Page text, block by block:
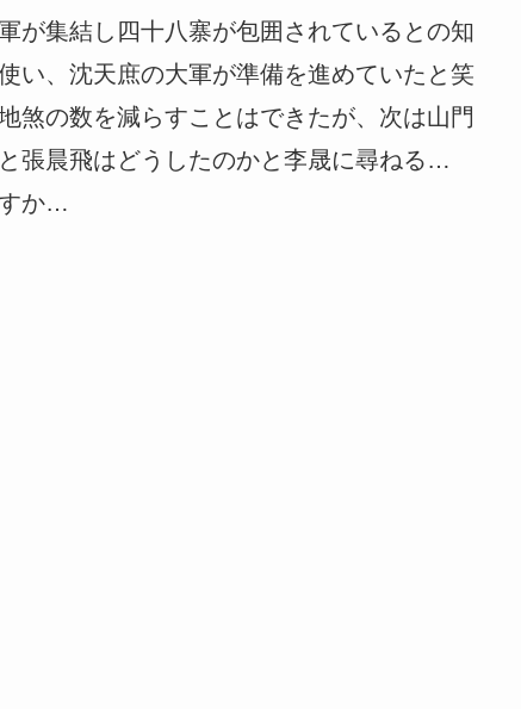
が集結し四十八寨が包囲されているとの知
い、沈天庶の大軍が準備を進めていたと笑
煞の数を減らすことはできたが、次は山門
張晨飛はどうしたのかと李晟に尋ねる…
か…